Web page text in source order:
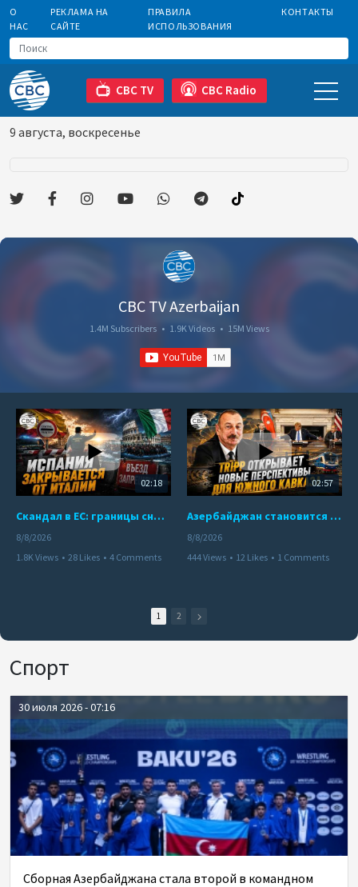
О
НАС
РЕКЛАМА НА
САЙТЕ
ПРАВИЛА
ИСПОЛЬЗОВАНИЯ
КОНТАКТЫ
CBC TV CBC Radio
9 августа, воскресенье
CBC TV Azerbaijan
1.4M Subscribers • 1.9K Videos • 15M Views
02:18
Скандал в ЕС: границы снова под контролем
8/8/2026
1.8K Views • 28 Likes • 4 Comments
02:57
Азербайджан становится мостом между Востоком и Западом
8/8/2026
444 Views • 12 Likes • 1 Comments
1 2
Спорт
30 июля 2026 - 07:16
Сборная Азербайджана стала второй в командном